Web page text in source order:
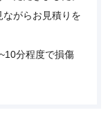
ながらお見積りを
分程度で損傷